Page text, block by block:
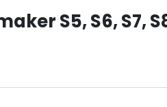
S5, S6, S7,